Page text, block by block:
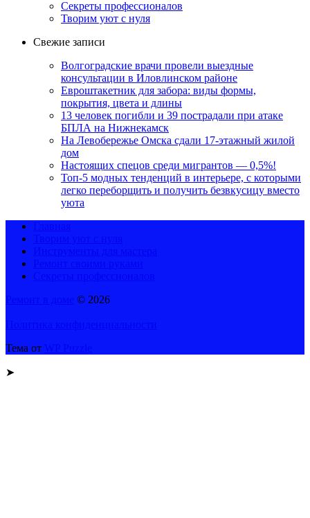
Секреты профессионалов
Творим уют с нуля
Свежие записи
Волгоградские врачи провели выездные
консультации в Иловлинском районе
Евроштакетник для забора: виды формы,
покрытия, цвета и длины
13 человек погибли и 39 пострадали при атаке
БПЛА на Нижнекамск
На Левобережье Омска сдали 17-этажный жилой
дом
Настоящих спецов среди мигрантов — 0,5%!
Топ-5 модных тенденций в интерьере, с которыми
легко переборщить и получить безвкусицу вместо
уюта
© 2026
Тема от
➤